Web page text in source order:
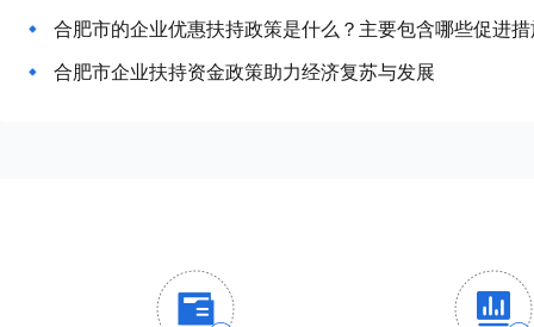
合肥市的企业优惠扶持政策是什么？主要包含哪些促进
合肥市企业扶持资金政策助力经济复苏与发展